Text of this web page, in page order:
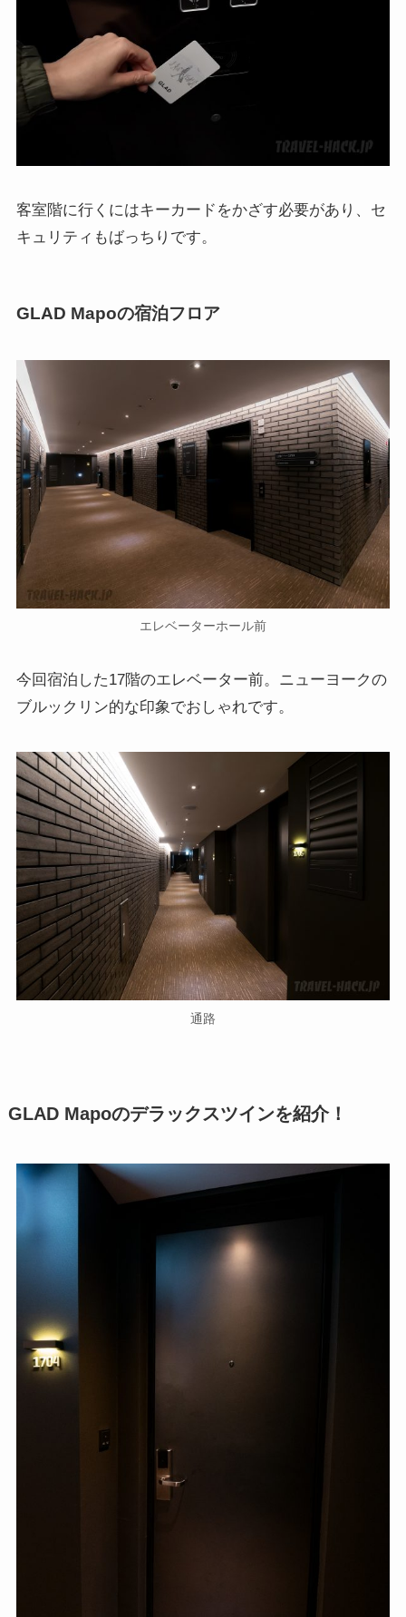
客室階に行くにはキーカードをかざす必要があり、セ
キュリティもばっちりです。
GLAD Mapoの宿泊フロア
エレベーターホール前
今回宿泊した17階のエレベーター前。ニューヨークの
ブルックリン的な印象でおしゃれです。
通路
GLAD Mapoのデラックスツインを紹介！